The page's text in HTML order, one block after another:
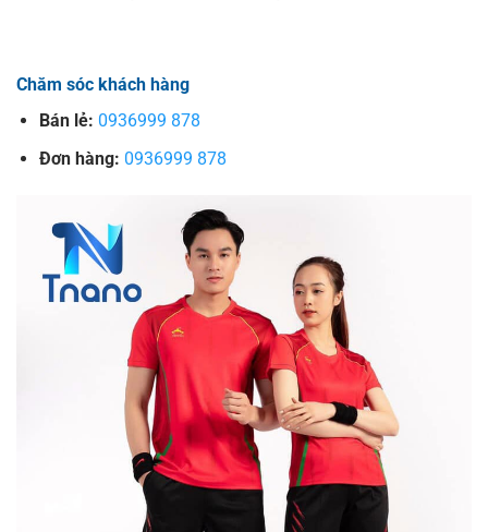
Chăm sóc khách hàng
Bán lẻ: 0936999 878
Đơn hàng: 0936999 878